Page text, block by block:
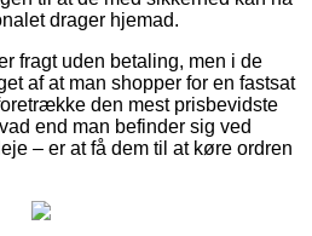
drager hjemad.
fragt uden betaling, men i de
af at man shopper for en fastsat
den mest prisbevidste
end man befinder sig ved
– er at få dem til at køre ordren